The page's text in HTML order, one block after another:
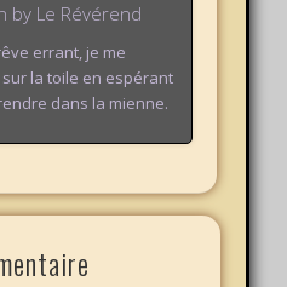
by Le Révérend
errant, je me
la toile en espérant
dans la mienne.